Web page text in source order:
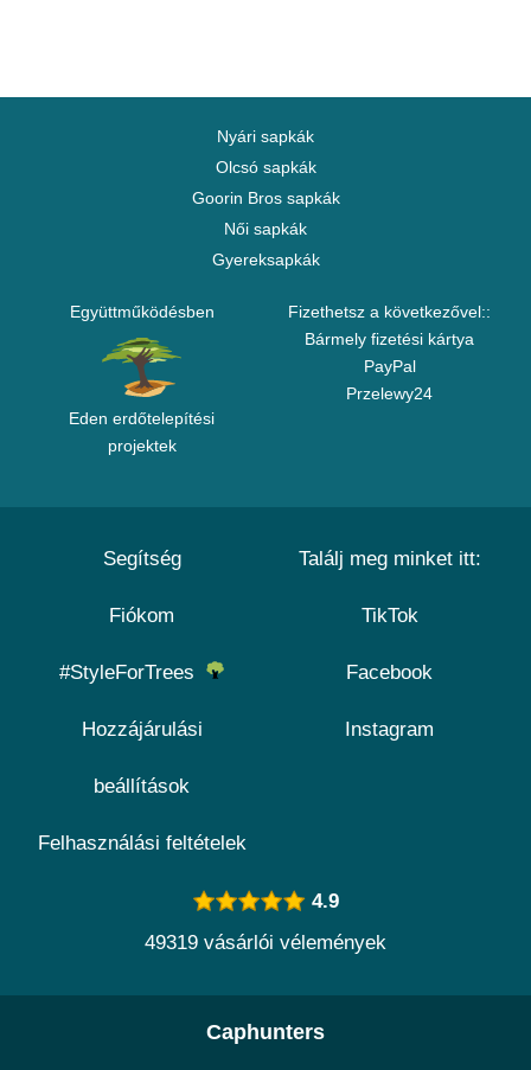
Nyári sapkák
Olcsó sapkák
Goorin Bros sapkák
Női sapkák
Gyereksapkák
Együttműködésben
Eden erdőtelepítési
projektek
Fizethetsz a következővel::
Bármely fizetési kártya
PayPal
Przelewy24
Segítség
Fiókom
#StyleForTrees
Hozzájárulási
beállítások
Felhasználási feltételek
Találj meg minket itt:
TikTok
Facebook
Instagram
4.9
49319 vásárlói vélemények
Caphunters